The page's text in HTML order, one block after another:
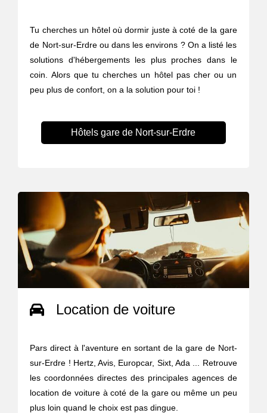
Tu cherches un hôtel où dormir juste à coté de la gare
de Nort-sur-Erdre ou dans les environs ? On a listé les
solutions d'hébergements les plus proches dans le
coin. Alors que tu cherches un hôtel pas cher ou un
peu plus de confort, on a la solution pour toi !
Hôtels gare de Nort-sur-Erdre
Location de voiture
Pars direct à l'aventure en sortant de la gare de Nort-
sur-Erdre ! Hertz, Avis, Europcar, Sixt, Ada ... Retrouve
les coordonnées directes des principales agences de
location de voiture à coté de la gare ou même un peu
plus loin quand le choix est pas dingue.